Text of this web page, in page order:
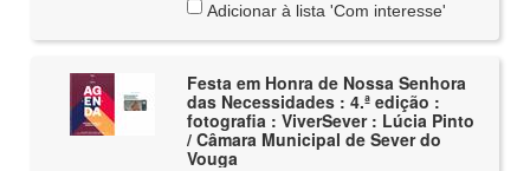
Adicionar à lista 'Com interesse'
Festa em Honra de Nossa Senhora
das Necessidades : 4.ª edição :
fotografia : ViverSever : Lúcia Pinto
/ Câmara Municipal de Sever do
Vouga